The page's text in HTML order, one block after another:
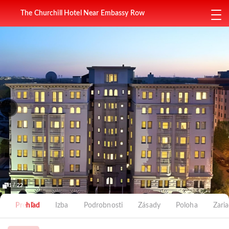
The Churchill Hotel Near Embassy Row
1 / 22
Prehľad Izba Podrobnosti Zásady Poloha